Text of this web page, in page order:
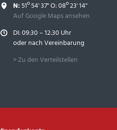
N: 51º 54' 37" O: 08º 23' 14"
Auf Google Maps ansehen
DI: 09:30 – 12:30 Uhr
oder nach Vereinbarung
> Zu den Verteilstellen